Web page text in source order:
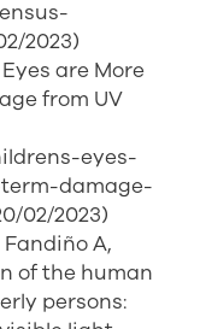
2023)
are More
from UV
eyes-
damage-
02/2023)
Fandiño A,
of the human
persons: